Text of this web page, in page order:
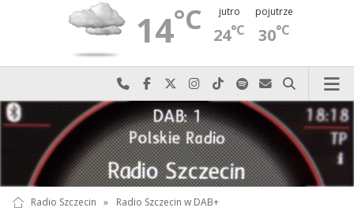
14°C jutro
24°C
pojutrze
30°C
Najlepiej po prostu do nas zadzwoń
Odwiedź nas na Facebook-u
Odwiedź nas na X
Odwiedź nas na Instagram-ie
Odwiedź nas na TikTok-u
Szukaj nas na Spotify
Wyślij do nas
Szukaj
Radio Szczecin » Radio Szczecin w DAB+